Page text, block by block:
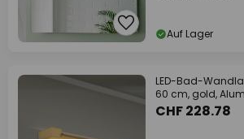
Auf Lager
LED-Bad-
60 cm, gold,
CHF 228.78